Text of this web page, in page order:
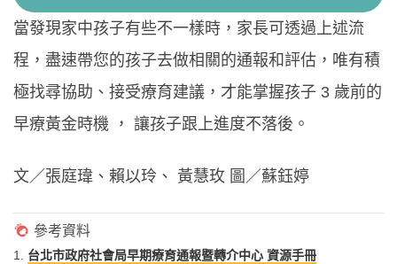
當發現家中孩子有些不一樣時，家長可透過上述流
程，盡速帶您的孩子去做相關的通報和評估，唯有積
極找尋協助、接受療育建議，才能掌握孩子 3 歲前的
早療黃金時機 ， 讓孩子跟上進度不落後。
文／張庭瑋、賴以玲、 黃慧玫 圖／蘇鈺婷
1. 台北市政府社會局早期療育通報暨轉介中心 資源手冊